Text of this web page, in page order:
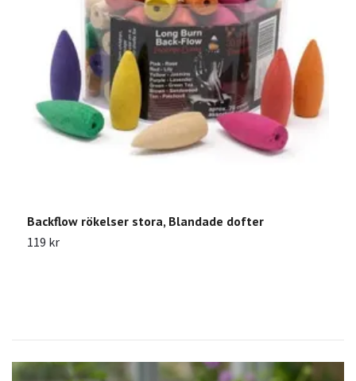
Backflow rökelser stora, Blandade dofter
119 kr